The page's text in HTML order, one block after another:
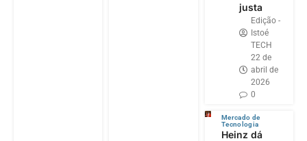
justa
Edição -
Istoé
TECH
22 de
abril de
2026
0
Mercado de
Tecnologia
Heinz dá